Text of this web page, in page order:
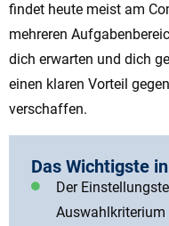
findet heute meist am
mehreren
dich erwarten und dich
einen klaren Vorteil
verschaffen.
Das Wichtigste
Der
Auswahlkriterium